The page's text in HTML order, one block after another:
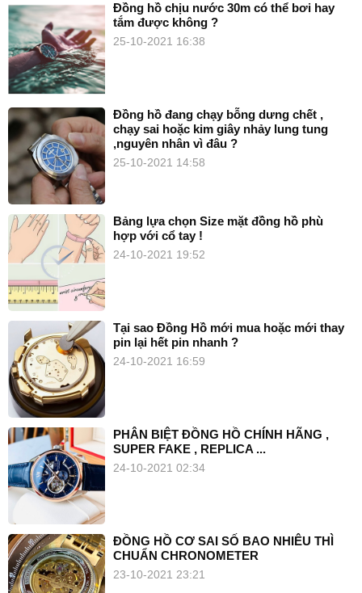
Đồng hồ chịu nước 30m có thể bơi hay
tắm được không ?
25-10-2021 16:38
Đồng hồ đang chạy bỗng dưng chết ,
chạy sai hoặc kim giây nhảy lung tung
,nguyên nhân vì đâu ?
25-10-2021 14:58
Bảng lựa chọn Size mặt đồng hồ phù
hợp với cổ tay !
24-10-2021 19:52
Tại sao Đồng Hồ mới mua hoặc mới thay
pin lại hết pin nhanh ?
24-10-2021 16:59
PHÂN BIỆT ĐỒNG HỒ CHÍNH HÃNG ,
SUPER FAKE , REPLICA ...
24-10-2021 02:34
ĐỒNG HỒ CƠ SAI SỐ BAO NHIÊU THÌ
CHUẨN CHRONOMETER
23-10-2021 23:21